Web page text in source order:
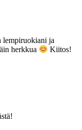
lempiruokiani ja
herkkua
Kiitos!